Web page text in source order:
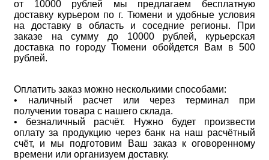
от 10000 рублей мы предлагаем бесплатную
доставку курьером по г. Тюмени и удобные условия
на доставку в область и соседние регионы. При
заказе на сумму до 10000 рублей, курьерская
доставка по городу Тюмени обойдется Вам в 500
рублей.
Оплатить заказ можно несколькими способами:
• наличный расчет или через терминал при
получении товара с нашего склада.
• безналичный расчёт. Нужно будет произвести
оплату за продукцию через банк на наш расчётный
счёт, и мы подготовим Ваш заказ к оговоренному
времени или организуем доставку.